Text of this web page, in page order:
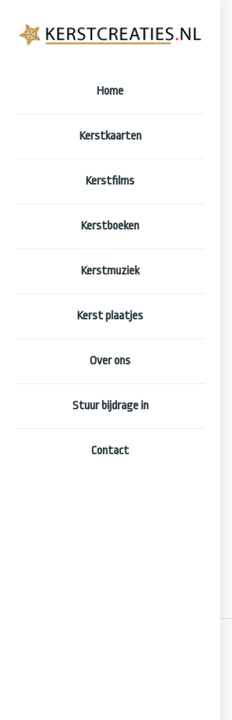
Home
Kerstkaarten
Kerstfilms
Kerstboeken
Kerstmuziek
Kerst plaatjes
Over ons
Stuur bijdrage in
Contact